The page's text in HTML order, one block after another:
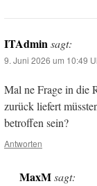
ITAdminsagt:
9. Juni 2026 um 10:49
Mal ne Frage in die
zurück liefert
betroffen sein?
Antworten
MaxM sagt: